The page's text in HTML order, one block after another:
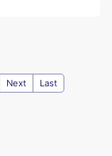
Next Last